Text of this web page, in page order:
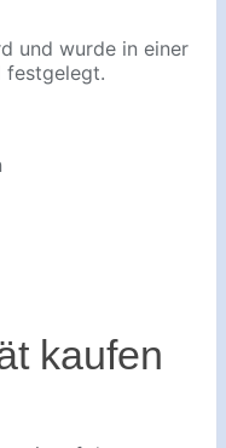
und wurde in einer
festgelegt.
kaufen